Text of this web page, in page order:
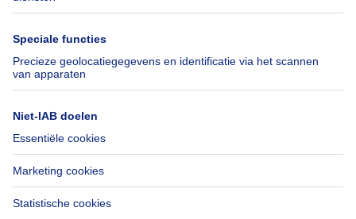
Immowelt.de
Hulp
Veelgestelde vragen
Toegankelijkheid
Contacteer ons
Volg ons
LinkedIn
Immoweb SA © 2026 - Alle rechten voorbehouden